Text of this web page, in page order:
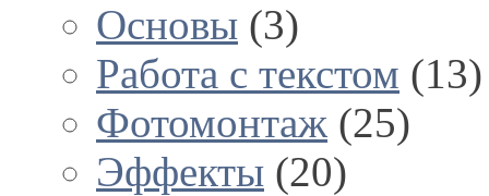
Основы (3)
Работа с текстом (13)
Фотомонтаж (25)
Эффекты (20)